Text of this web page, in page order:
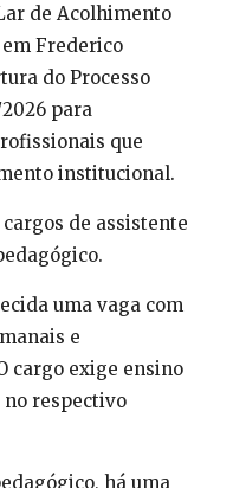
de Acolhimento
em Frederico
do Processo
para
que
institucional.
de assistente
uma vaga com
e
cargo exige ensino
respectivo
há uma